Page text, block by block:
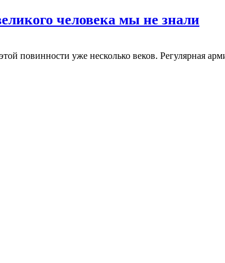
человека мы не знали
повинности уже несколько веков. Регулярная